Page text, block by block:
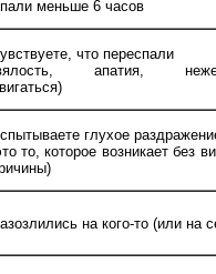
меньше 6 часов
что переспали
апатия,
глухое
то, которое возникает без
на кого-то (или на